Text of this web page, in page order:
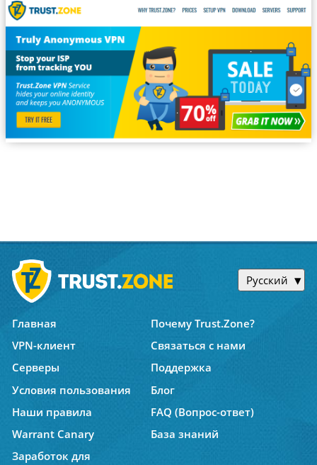
Русский
Главная
Почему Trust.Zone?
VPN-клиент
Связаться с нами
Серверы
Поддержка
Условия пользования
Блог
Наши правила
FAQ (Вопрос-ответ)
Warrant Canary
База знаний
Заработок для